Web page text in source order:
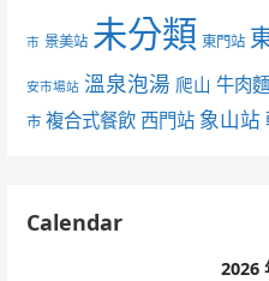
市 景美站 未分類 東門站
安市場站 溫泉泡湯 爬山 牛肉麵
市 複合式餐飲 西門站 象山站
Calendar
2026